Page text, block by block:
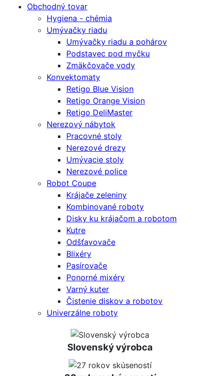
Obchodný tovar
Hygiena - chémia
Umývačky riadu
Umývačky riadu a pohárov
Podstavec pod myčku
Zmäkčovače vody
Konvektomaty
Retigo Blue Vision
Retigo Orange Vision
Retigo DeliMaster
Nerezový nábytok
Pracovné stoly
Nerezové drezy
Umývacie stoly
Nerezové police
Robot Coupe
Krájače zeleniny
Kombinované roboty
Disky ku krájačom a robotom
Kutre
Odšťavovače
Blixéry
Pasírovače
Ponorné mixéry
Varný kuter
Čistenie diskov a robotov
Univerzálne roboty
Slovenský výrobca